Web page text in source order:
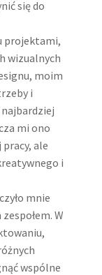
się do
projektami,
wizualnych
moim
i
mi ono
ale
i
mnie
W
wspólne